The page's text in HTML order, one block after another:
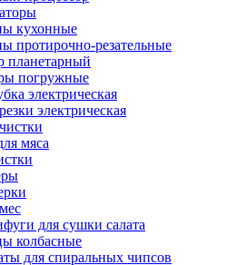
кухонные
протирочно-резательные
планетарный
погружные
электрическая
электрическая
мяса
для сушки салата
колбасные
для спиральных чипсов